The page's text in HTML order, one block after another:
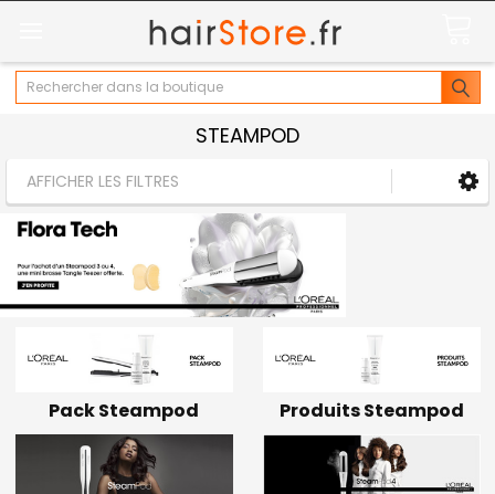
Rechercher
STEAMPOD
AFFICHER LES FILTRES
Pack Steampod Produits Steampod